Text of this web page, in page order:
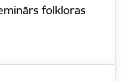
folkloras